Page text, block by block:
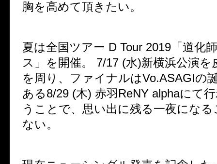
胸を高めて頂きたい。
夏は全国ツアー D Tour 2019「道化
ス」を開催。 7/17 (水)新横浜公演を
を周り、ファイナルはVo.ASAGIの
ある8/29 (木) 赤羽ReNY alphaにて
うことで、思い出に残る一夜にな
ない。